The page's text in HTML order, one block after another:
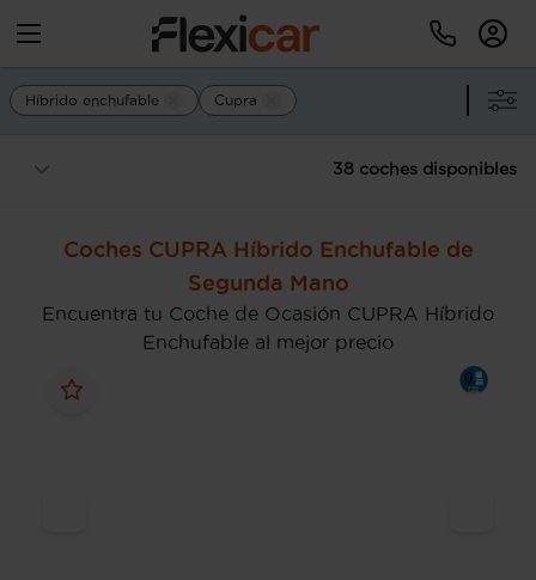
Híbrido enchufable Cupra
38 coches disponibles
Coches CUPRA Híbrido Enchufable de
Segunda Mano
Encuentra tu Coche de Ocasión CUPRA Híbrido
Enchufable al mejor precio